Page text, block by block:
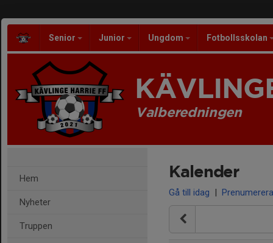
Senior Junior Ungdom Fotbollsskolan
Valberedningen
Hem
Nyheter
Truppen
Kalender
Gå till idag | Prenumerera